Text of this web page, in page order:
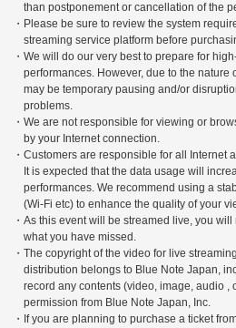
than postponement or cancellation of the
・Please be sure to review the system
streaming service platform before
・We will do our very best to prepare for
performances. However, due to the nature
may be temporary pausing and/or
problems.
・We are not responsible for viewing or
by your Internet connection.
・Customers are responsible for all Internet
It is expected that the data usage will
performances. We recommend using a
(Wi-Fi etc) to enhance the quality of your
・As this event will be streamed live, you
what you have missed.
・The copyright of the video for live
distribution belongs to Blue Note Japan,
record any contents (video, image, audio
permission from Blue Note Japan, Inc.
・If you are planning to purchase a ticket